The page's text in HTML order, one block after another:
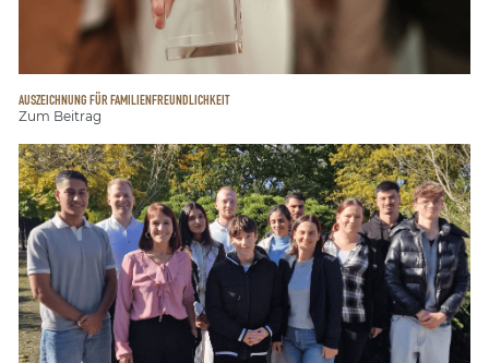
AUSZEICHNUNG FÜR FAMILIENFREUNDLICHKEIT
Zum Beitrag